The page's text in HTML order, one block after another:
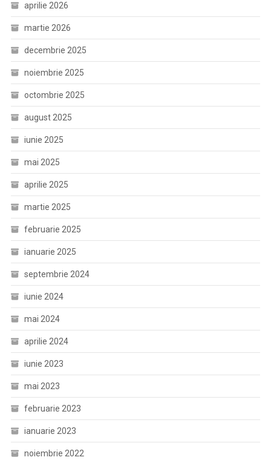
aprilie 2026
martie 2026
decembrie 2025
noiembrie 2025
octombrie 2025
august 2025
iunie 2025
mai 2025
aprilie 2025
martie 2025
februarie 2025
ianuarie 2025
septembrie 2024
iunie 2024
mai 2024
aprilie 2024
iunie 2023
mai 2023
februarie 2023
ianuarie 2023
noiembrie 2022